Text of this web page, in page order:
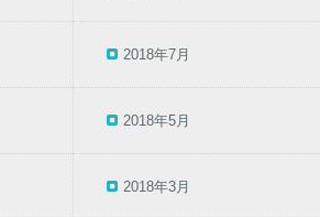
2018年7月
2018年5月
2018年3月